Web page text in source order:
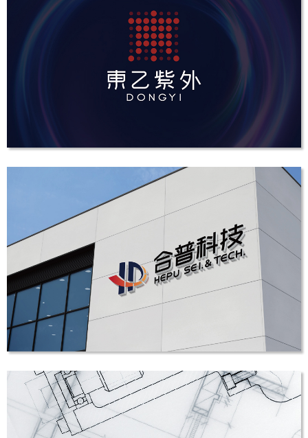
吴钩茶LOGO设计
LOGO设计
东乙紫外应用LOGO设计
LOGO设计